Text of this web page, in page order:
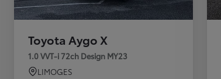
Toyota Aygo X
1.0 VVT-i 72ch Design MY23
LIMOGES